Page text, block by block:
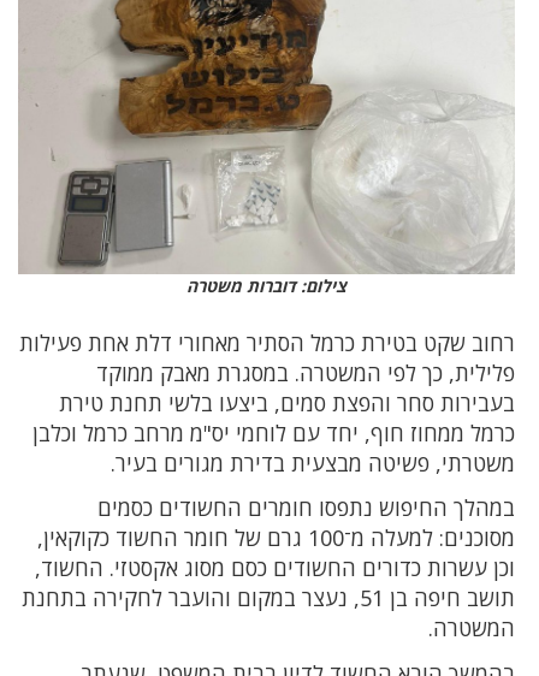
צילום: דוברות משטרה
רחוב שקט בטירת כרמל הסתיר מאחורי דלת אחת פעילות
פלילית, כך לפי המשטרה. במסגרת מאבק ממוקד
בעבירות סחר והפצת סמים, ביצעו בלשי תחנת טירת
כרמל ממחוז חוף, יחד עם לוחמי יס"מ מרחב כרמל וכלבן
משטרתי, פשיטה מבצעית בדירת מגורים בעיר.
במהלך החיפוש נתפסו חומרים החשודים כסמים
מסוכנים: למעלה מ־100 גרם של חומר החשוד כקוקאין,
וכן עשרות כדורים החשודים כסם מסוג אקסטזי. החשוד,
תושב חיפה בן 51, נעצר במקום והועבר לחקירה בתחנת
המשטרה.